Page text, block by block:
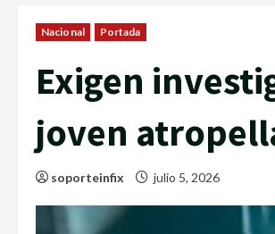
Nacional Portada
Exigen
joven
soporteinfix julio 5, 2026